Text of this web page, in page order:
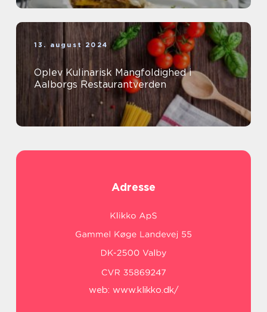
13. august 2024
Oplev Kulinarisk Mangfoldighed i
Aalborgs Restaurantverden
Adresse
web: www.klikko.dk/